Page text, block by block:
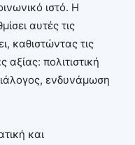
ιστό. Η
αυτές τις
καθιστώντας τις
πολιτιστική
ενδυνάμωση
και